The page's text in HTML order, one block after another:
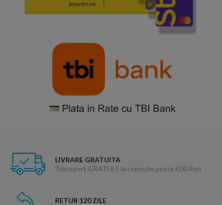
LIVRARE GRATUITA
Transport GRATUIT la comezile peste 600 Ron
RETUR 120 ZILE